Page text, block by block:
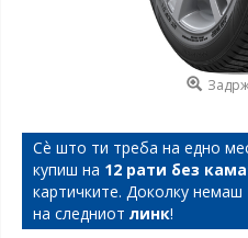
Сѐ што ти треба на едно
купиш на 12 рати без
картичките. Доколку немаш
на следниот линк!